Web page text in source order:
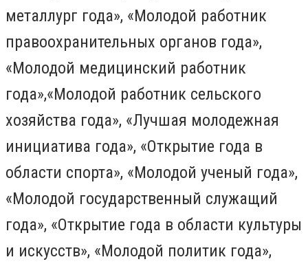
металлург года», «Молодой работник
правоохранительных органов года»,
«Молодой медицинский работник
года»,«Молодой работник сельского
хозяйства года», «Лучшая молодежная
инициатива года», «Открытие года в
области спорта», «Молодой ученый года»,
«Молодой государственный служащий
года», «Открытие года в области культуры
и искусств», «Молодой политик года»,